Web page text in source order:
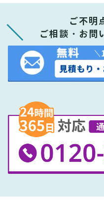
ご不明
ご相談・お問